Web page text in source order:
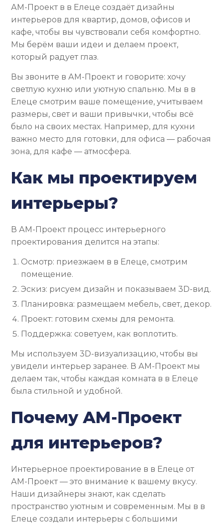
АМ-Проект в в Елеце создаёт дизайны
интерьеров для квартир, домов, офисов и
кафе, чтобы вы чувствовали себя комфортно.
Мы берём ваши идеи и делаем проект,
который радует глаз.
Вы звоните в АМ-Проект и говорите: хочу
светлую кухню или уютную спальню. Мы в в
Елеце смотрим ваше помещение, учитываем
размеры, свет и ваши привычки, чтобы всё
было на своих местах. Например, для кухни
важно место для готовки, для офиса — рабочая
зона, для кафе — атмосфера.
Как мы проектируем
интерьеры?
В АМ-Проект процесс интерьерного
проектирования делится на этапы:
Осмотр: приезжаем в в Елеце, смотрим
помещение.
Эскиз: рисуем дизайн и показываем 3D-вид.
Планировка: размещаем мебель, свет, декор.
Проект: готовим схемы для ремонта.
Поддержка: советуем, как воплотить.
Мы используем 3D-визуализацию, чтобы вы
увидели интерьер заранее. В АМ-Проект мы
делаем так, чтобы каждая комната в в Елеце
была стильной и удобной.
Почему АМ-Проект
для интерьеров?
Интерьерное проектирование в в Елеце от
АМ-Проект — это внимание к вашему вкусу.
Наши дизайнеры знают, как сделать
пространство уютным и современным. Мы в в
Елеце создали интерьеры с большими